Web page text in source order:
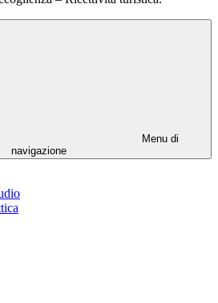
Menu di
navigazione